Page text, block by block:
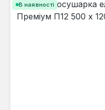
В наявності